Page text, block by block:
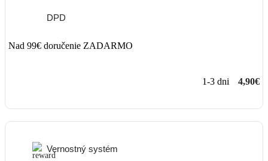
DPD
Nad 99€ doručenie ZADARMO
1-3 dni 4,90€
Vernostný systém